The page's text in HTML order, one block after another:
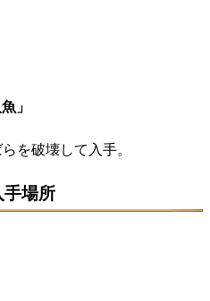
」
を破壊して入手。
手場所